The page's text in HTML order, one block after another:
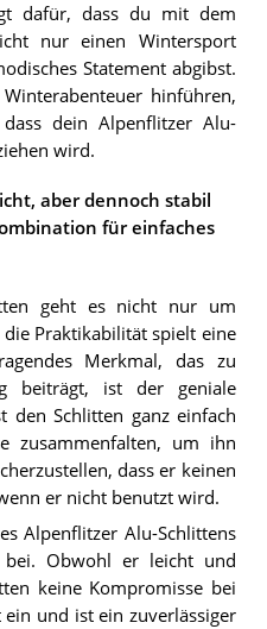
dafür, dass du mit dem
nur einen Wintersport
Statement abgibst.
hinführen,
dein Alpenflitzer Alu-
wird.
aber dennoch stabil
für einfaches
geht es nicht nur um
Praktikabilität spielt eine
Merkmal, das zu
beiträgt, ist der geniale
den Schlitten ganz einfach
zusammenfalten, um ihn
dass er keinen
er nicht benutzt wird.
Alpenflitzer Alu-Schlittens
Obwohl er leicht und
keine Kompromisse bei
und ist ein zuverlässiger